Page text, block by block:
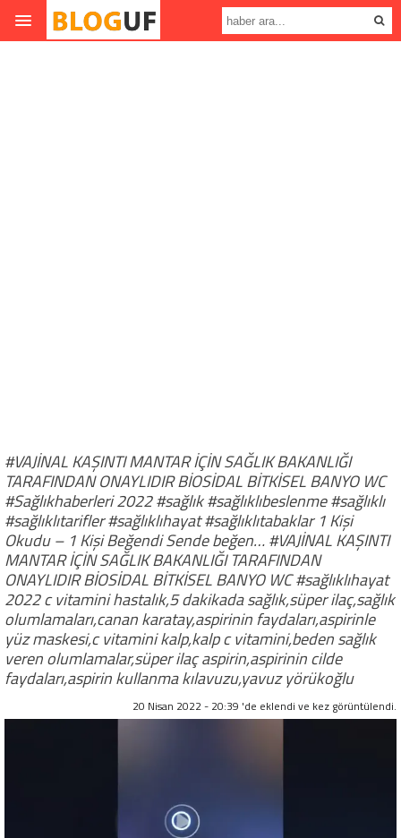
#VAJİNAL KAŞINTI MANTAR İÇİN SAĞLIK BAKANLIĞI
TARAFINDAN ONAYLIDIR BİOSİDAL BİTKİSEL BANYO WC
#Sağlıkhaberleri 2022 #sağlık #sağlıklıbeslenme #sağlıklı
#sağlıklıtarifler #sağlıklıhayat #sağlıklıtabaklar 1 Kişi
Okudu – 1 Kişi Beğendi Sende beğen… #VAJİNAL KAŞINTI
MANTAR İÇİN SAĞLIK BAKANLIĞI TARAFINDAN
ONAYLIDIR BİOSİDAL BİTKİSEL BANYO WC #sağlıklıhayat
2022 c vitamini hastalık,5 dakikada sağlık,süper ilaç,sağlık
olumlamaları,canan karatay,aspirinin faydaları,aspirinle
yüz maskesi,c vitamini kalp,kalp c vitamini,beden sağlık
veren olumlamalar,süper ilaç aspirin,aspirinin cilde
faydaları,aspirin kullanma kılavuzu,yavuz yörükoğlu
20 Nisan 2022 - 20:39 'de eklendi ve kez görüntülendi.